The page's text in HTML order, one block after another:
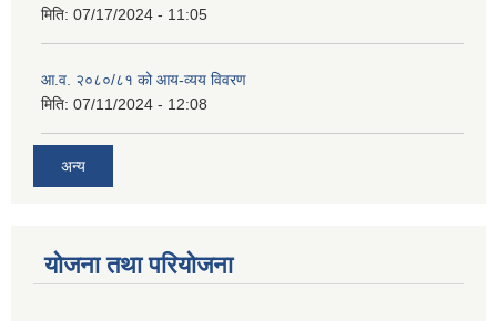
मिति: 07/17/2024 - 11:05
आ.व. २०८०/८१ को आय-व्यय विवरण
मिति: 07/11/2024 - 12:08
अन्य
योजना तथा परियोजना